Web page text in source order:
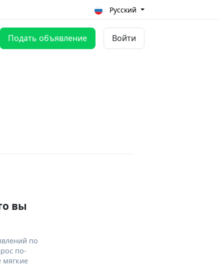
Русский
Подать объявление Войти
вы
по
по-
мягкие